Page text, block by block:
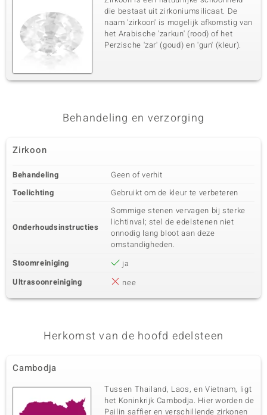
die bestaat uit zirkoniumsilicaat. De
naam 'zirkoon' is mogelijk afkomstig van
het Arabische 'zarkun' (rood) of het
Perzische 'zar' (goud) en 'gun' (kleur).
Behandeling en verzorging
Zirkoon
Behandeling
Geen of verhit
Toelichting
Gebruikt om de kleur te verbeteren
Onderhoudsinstructies
Sommige stenen vervagen bij sterke
lichtinval; stel de edelstenen niet
onnodig lang bloot aan deze
omstandigheden.
Stoomreiniging
ja
Ultrasoonreiniging
nee
Herkomst van de hoofd edelsteen
Cambodja
Tussen Thailand, Laos, en Vietnam, ligt
het Koninkrijk Cambodja. Hier worden de
Pailin saffier en verschillende zirkonen